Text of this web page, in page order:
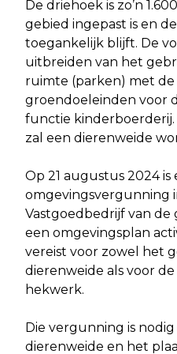
De driehoek is zo’n
gebied ingepast is en
toegankelijk blijft. De
uitbreiden van het
ruimte (parken) met
groendoeleinden voor
functie
zal een dierenweide
Op 21 augustus 2024 is
omgevingsvergunning
Vastgoedbedrijf van
een omgevingsplan
vereist voor zowel het
dierenweide als voor
hekwerk.
Die vergunning is
dierenweide en het